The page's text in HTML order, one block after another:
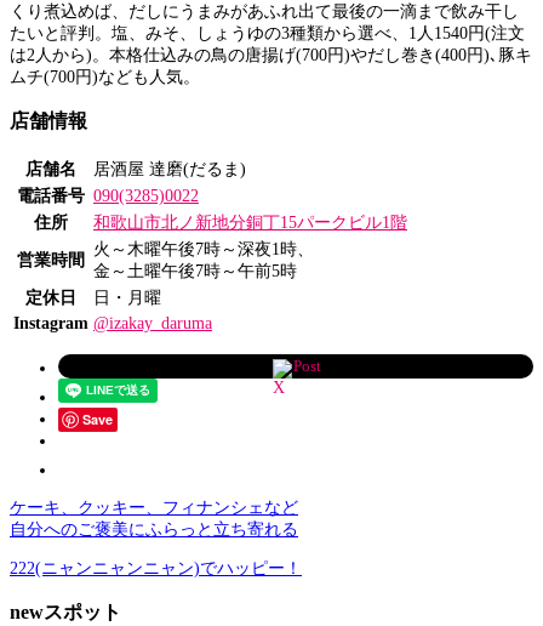
くり煮込めば、だしにうまみがあふれ出て最後の一滴まで飲み干し
たいと評判。塩、みそ、しょうゆの3種類から選べ、1人1540円(注文
は2人から)。本格仕込みの鳥の唐揚げ(700円)やだし巻き(400円)､豚キ
ムチ(700円)なども人気。
店舗情報
店舗名
居酒屋 達磨(だるま)
電話番号 090(3285)0022
住所
和歌山市北ノ新地分銅丁15パークビル1階
営業時間
火～木曜午後7時～深夜1時、
金～土曜午後7時～午前5時
定休日
日・月曜
Instagram @izakay_daruma
Post
Save
ケーキ、クッキー、フィナンシェなど
自分へのご褒美にふらっと立ち寄れる
222(ニャンニャンニャン)でハッピー！
newスポット